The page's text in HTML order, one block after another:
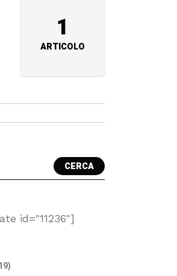
1
ARTICOLO
CERCA
id="11236"]